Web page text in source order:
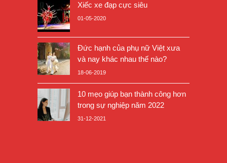
Xiếc xe đạp cực siêu
01-05-2020
Đức hạnh của phụ nữ Việt xưa
và nay khác nhau thế nào?
18-06-2019
10 mẹo giúp bạn thành công hơn
trong sự nghiệp năm 2022
31-12-2021